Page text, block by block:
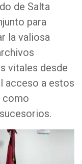
de Salta
para
la valiosa
vitales desde
acceso a estos
como